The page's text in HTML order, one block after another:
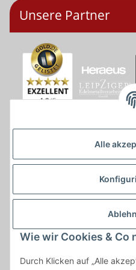
Alle
Wie wir Cookies & Co
Durch Klicken auf „Alle
Unsere Partner
* * Lieferzeiten gelten ab